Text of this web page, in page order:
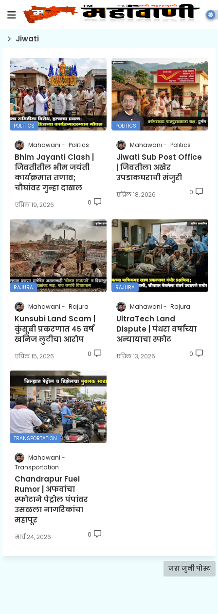
Jiwati
POLITICS
Mahawani Politics
Bhim Jayanti Clash |
जिवतीतील भीम जयंती
कार्यक्रमात तणाव;
चौघांवर गुन्हा दाखल
एप्रिल १९, २०२६ 0
POLITICS
Mahawani Politics
Jiwati Sub Post Office
| जिवतीला अखेर
उपडाकघराची मंजुरी
एप्रिल १८, २०२६ 0
RAJURA
Mahawani Rajura
Kunsubi Land Scam |
कुंसूबी प्रकरणात ४५ वर्ष
खनिज लुटीचा आरोप
एप्रिल १५, २०२६ 0
RAJURA
Mahawani Rajura
UltraTech Land
Dispute | पंधरा वर्षांच्या
अन्यायाचा स्फोट
एप्रिल १३, २०२६ 0
TRANSPORTATION
Mahawani
Transportation
Chandrapur Fuel
Rumor | अफवांचा
स्फोटाने पेट्रोल पंपांवर
उसळला नागरिकांचा
महापूर
मार्च २४, २०२६ 0
जरा जुनी पोस्ट